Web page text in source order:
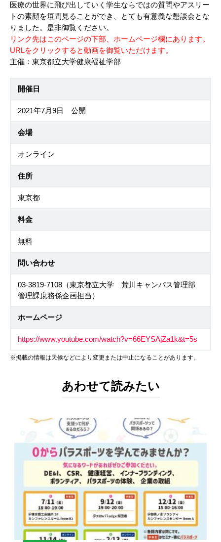
医療の世界に飛び出していく学生ならではの質問やアスリー
トの素顔を垣間見ることができ、とても有意義な懇談会とな
りました。是非御覧ください。
リンク先はこのページの下部、ホームページ欄にあります。
URLをクリックすると動画を御覧いただけます。
主催：東京都立大学健康福祉学部
開催日
2021年7月9日 公開
会場
オンライン
住所
東京都
料金
無料
問い合わせ
03-3819-7108（東京都立大学 荒川キャンパス管理部
管理課庶務係企画担当）
ホームページ
https://www.youtube.com/watch?v=66EYSAjZa1k&t=5s
※掲載の情報は天候などにより変更または中止になることがあります。
あわせて読みたい